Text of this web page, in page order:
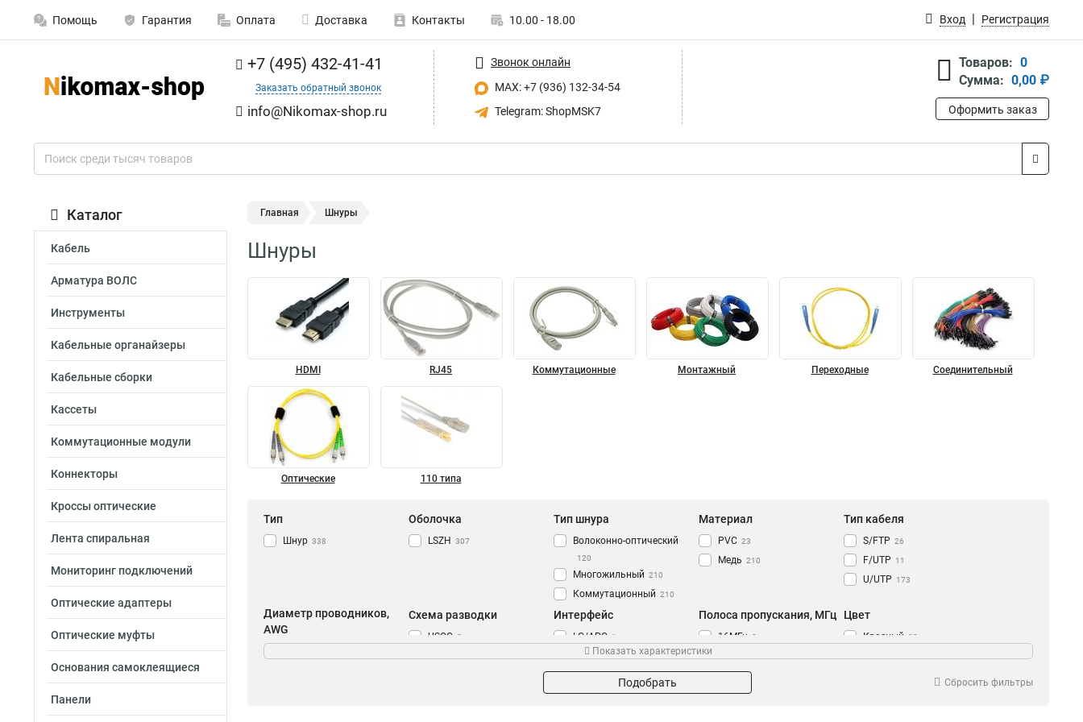
Помощь Гарантия Оплата Доставка Контакты 10.00 - 18.00 Вход Регистрация
+7 (495) 432-41-41
Заказать обратный звонок
info@Nikomax-shop.ru
Звонок онлайн
MAX: +7 (936) 132-34-54
Telegram: ShopMSK7
Товаров: 0
Сумма: 0,00 ₽
Оформить заказ
Каталог
Кабель
Арматура ВОЛС
Инструменты
Кабельные органайзеры
Кабельные сборки
Кассеты
Коммутационные модули
Коннекторы
Кроссы оптические
Лента спиральная
Мониторинг подключений
Оптические адаптеры
Оптические муфты
Основания самоклеящиеся
Панели
Главная Шнуры
Шнуры
HDMI RJ45 Коммутационные Монтажный Переходные Соединительный
Оптические 110 типа
Тип
Шнур 338
Оболочка
LSZH 307
Тип шнура
Волоконно-оптический
120
Многожильный 210
Коммутационный 210
Материал
PVC 23
Медь 210
Тип кабеля
S/FTP 26
F/UTP 11
U/UTP 173
Диаметр проводников,
AWG
Схема разводки
USOC 8
Интерфейс
LC/APC 1
FC/APC 1
ST/UPC
FC/UPC 1
Полоса пропускания, МГц
16МГц 3
500МГц
250МГц
Цвет
Красный 28
Показать характеристики
Подобрать Сбросить фильтры